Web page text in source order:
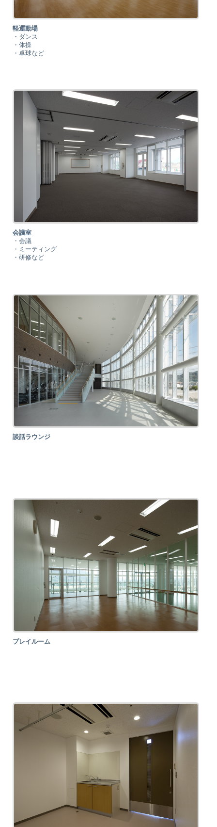
軽運動場
・ダンス
・体操
・卓球など
会議室
・会議
・ミーティング
・研修など
談話ラウンジ
プレイルーム